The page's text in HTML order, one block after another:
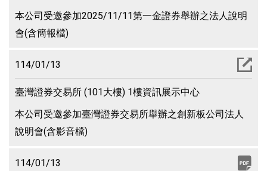
本公司受邀參加2025/11/11第一金證券舉辦之法人說明
會(含簡報檔)
114/01/13
臺灣證券交易所 (101大樓) 1樓資訊展示中心
本公司受邀參加臺灣證券交易所舉辦之創新板公司法人
說明會(含影音檔)
114/01/13